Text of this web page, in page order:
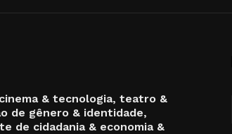
& tecnologia, teatro &
de gênero & identidade,
de cidadania & economia &